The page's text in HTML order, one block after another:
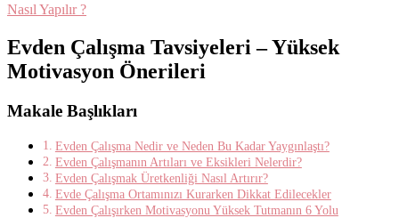
Nasıl Yapılır ?
Evden Çalışma Tavsiyeleri – Yüksek
Motivasyon Önerileri
Makale Başlıkları
Evden Çalışma Nedir ve Neden Bu Kadar Yaygınlaştı?
Evden Çalışmanın Artıları ve Eksikleri Nelerdir?
Evden Çalışmak Üretkenliği Nasıl Artırır?
Evde Çalışma Ortamınızı Kurarken Dikkat Edilecekler
Evden Çalışırken Motivasyonu Yüksek Tutmanın 6 Yolu